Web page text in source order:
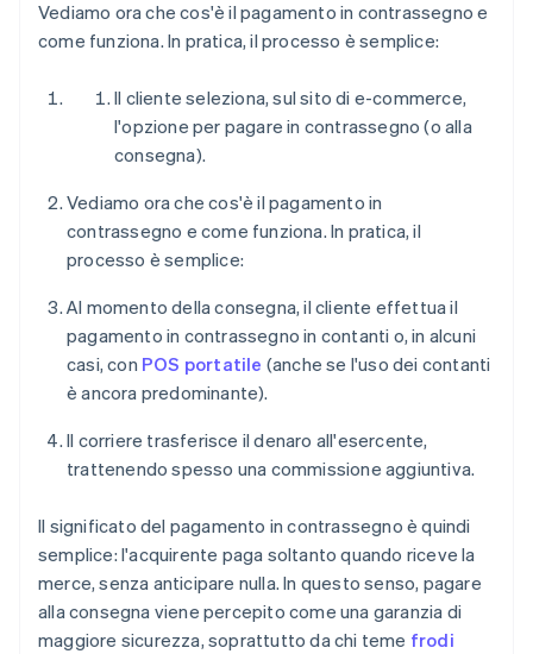
Vediamo ora che cos'è il pagamento in contrassegno e
come funziona. In pratica, il processo è semplice:
Il cliente seleziona, sul sito di e-commerce,
l'opzione per pagare in contrassegno (o alla
consegna).
Vediamo ora che cos'è il pagamento in
contrassegno e come funziona. In pratica, il
processo è semplice:
Al momento della consegna, il cliente effettua il
pagamento in contrassegno in contanti o, in alcuni
casi, con POS portatile (anche se l'uso dei contanti
è ancora predominante).
Il corriere trasferisce il denaro all'esercente,
trattenendo spesso una commissione aggiuntiva.
Il significato del pagamento in contrassegno è quindi
semplice: l'acquirente paga soltanto quando riceve la
merce, senza anticipare nulla. In questo senso, pagare
alla consegna viene percepito come una garanzia di
maggiore sicurezza, soprattutto da chi teme frodi